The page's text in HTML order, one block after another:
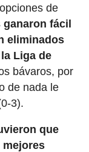
de
fácil
eliminados
Liga de
bávaros, por
de nada le
3).
que
mejores